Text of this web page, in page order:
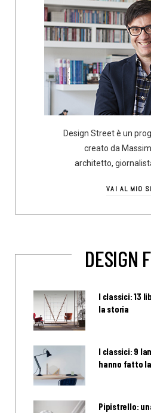
Design Street è un
creato da
architetto,
VAI AL MIO
DESIGN
I classici: 13
la storia
I classici: 9
hanno fatto
Pipistrello: